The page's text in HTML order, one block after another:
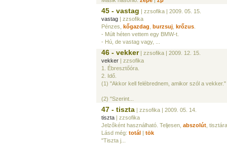
45 - vastag | zzsofika | 2009. 05. 15.
vastag | zzsofika
Pénzes, kőgazdag burzsuj krőzus
- Múlt héten vettem egy BMW-t.
- Hú, de vastag vagy, ...
46 - vekker| zzsofika | 2009. 12. 15.
vekker | zzsofika
1. Ébresztőóra.
2. Idő.
(1) "Akkor kell felébrednem, amikor szól a vekker."
(2) "Szerint...
47 - tiszta | zzsofika | 2009. 05. 14.
tiszta | zzsofika
Jelzőként használható. Teljesen, abszolút ,
Lásd még: totál | tök
"Tiszta j...